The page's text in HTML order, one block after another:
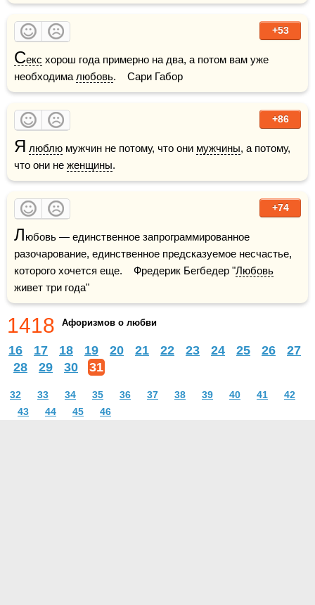
+53
Секс хорош года примерно на два, а потом вам уже
необходима любовь.    Сари Габор
+86
Я люблю мужчин не потому, что они мужчины, а потому,
что они не женщины.
+74
Любовь — единственное запрограммированное
разочарование, единственное предсказуемое несчастье,
которого хочется еще.    Фредерик Бегбедер "Любовь
живет три года"
1418 Афоризмов о любви
16 17 18 19 20 21 22 23 24 25 26
27
28
29 30 31
32 33 34 35 36 37 38 39 40 41
42
43
44 45 46